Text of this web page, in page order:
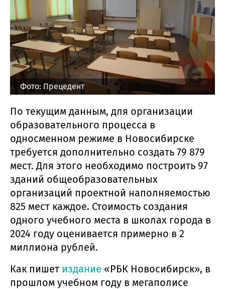
Фото: Прецедент
По текущим данным, для организации
образовательного процесса в
односменном режиме в Новосибирске
требуется дополнительно создать 79 879
мест. Для этого необходимо построить 97
зданий общеобразовательных
организаций проектной наполняемостью
825 мест каждое. Стоимость создания
одного учебного места в школах города в
2024 году оценивается примерно в 2
миллиона рублей.
Как пишет издание «РБК Новосибирск», в
прошлом учебном году в мегаполисе